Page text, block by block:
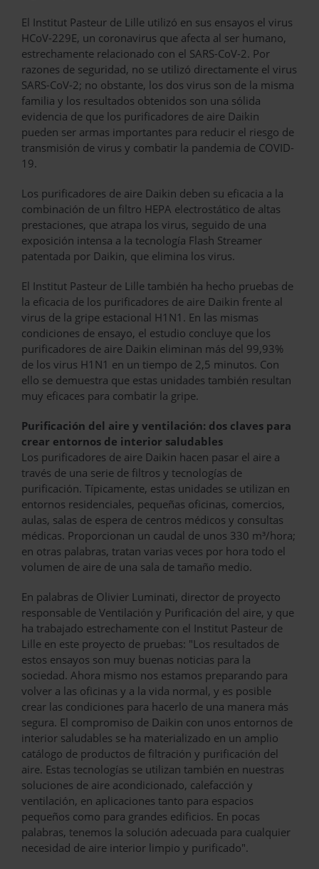
El Institut Pasteur de Lille utilizó en sus ensayos el virus
HCoV-229E, un coronavirus que afecta al ser humano,
estrechamente relacionado con el SARS-CoV-2. Por
razones de seguridad, no se utilizó directamente el virus
SARS-CoV-2; no obstante, los dos virus son de la misma
familia y los resultados obtenidos son una sólida
evidencia de que los purificadores de aire Daikin
pueden ser armas importantes para reducir el riesgo de
transmisión de virus y combatir la pandemia de COVID-
19.
Los purificadores de aire Daikin deben su eficacia a la
combinación de un filtro HEPA electrostático de altas
prestaciones, que atrapa los virus, seguido de una
exposición intensa a la tecnología Flash Streamer
patentada por Daikin, que elimina los virus.
El Institut Pasteur de Lille también ha hecho pruebas de
la eficacia de los purificadores de aire Daikin frente al
virus de la gripe estacional H1N1. En las mismas
condiciones de ensayo, el estudio concluye que los
purificadores de aire Daikin eliminan más del 99,93%
de los virus H1N1 en un tiempo de 2,5 minutos. Con
ello se demuestra que estas unidades también resultan
muy eficaces para combatir la gripe.
Purificación del aire y ventilación: dos claves para
crear entornos de interior saludables
Los purificadores de aire Daikin hacen pasar el aire a
través de una serie de filtros y tecnologías de
purificación. Típicamente, estas unidades se utilizan en
entornos residenciales, pequeñas oficinas, comercios,
aulas, salas de espera de centros médicos y consultas
médicas. Proporcionan un caudal de unos 330 m³/hora;
en otras palabras, tratan varias veces por hora todo el
volumen de aire de una sala de tamaño medio.
En palabras de Olivier Luminati, director de proyecto
responsable de Ventilación y Purificación del aire, y que
ha trabajado estrechamente con el Institut Pasteur de
Lille en este proyecto de pruebas: "Los resultados de
estos ensayos son muy buenas noticias para la
sociedad. Ahora mismo nos estamos preparando para
volver a las oficinas y a la vida normal, y es posible
crear las condiciones para hacerlo de una manera más
segura. El compromiso de Daikin con unos entornos de
interior saludables se ha materializado en un amplio
catálogo de productos de filtración y purificación del
aire. Estas tecnologías se utilizan también en nuestras
soluciones de aire acondicionado, calefacción y
ventilación, en aplicaciones tanto para espacios
pequeños como para grandes edificios. En pocas
palabras, tenemos la solución adecuada para cualquier
necesidad de aire interior limpio y purificado".